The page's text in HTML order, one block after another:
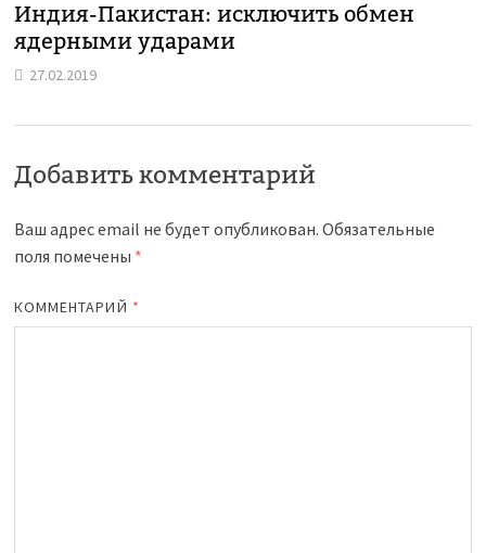
Индия-Пакистан: исключить обмен
ядерными ударами
27.02.2019
Добавить комментарий
Ваш адрес email не будет опубликован. Обязательные
поля помечены *
КОММЕНТАРИЙ *